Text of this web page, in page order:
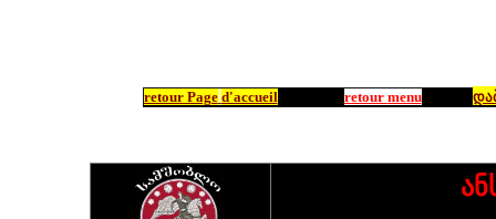
retour Page d'accueil retour menu